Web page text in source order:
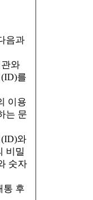
음과
와
를
이용
는 문
와
비밀
숫자
통 후